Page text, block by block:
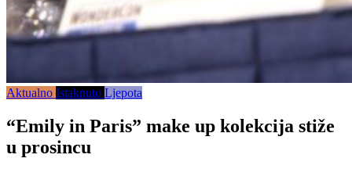
Aktualno Istaknuto Ljepota
“Emily in Paris” make up kolekcija stiže
u prosincu